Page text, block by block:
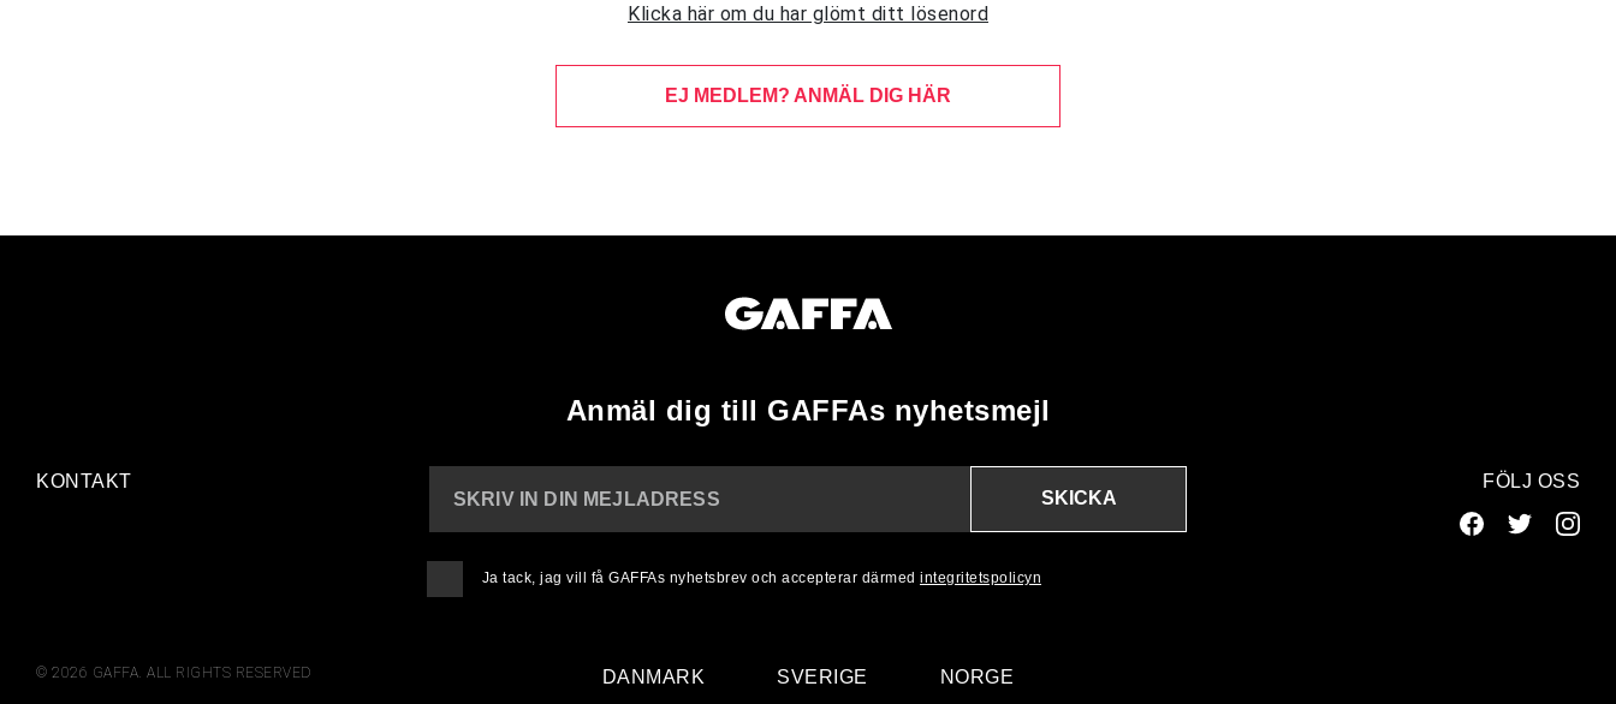
Klicka här om du har glömt ditt lösenord
EJ MEDLEM? ANMÄL DIG HÄR
Anmäl dig till GAFFAs nyhetsmejl
KONTAKT
SKRIV IN DIN MEJLADRESS
SKICKA
Ja tack, jag vill få GAFFAs nyhetsbrev och accepterar därmed integritetspolicyn
FÖLJ OSS
© 2026 GAFFA. ALL RIGHTS RESERVED DANMARK SVERIGE NORGE